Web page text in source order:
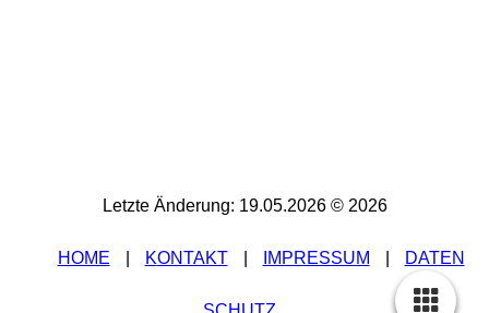
Letzte Änderung: 19.05.2026 © 2026
HOME KONTAKT IMPRESSUM DATEN